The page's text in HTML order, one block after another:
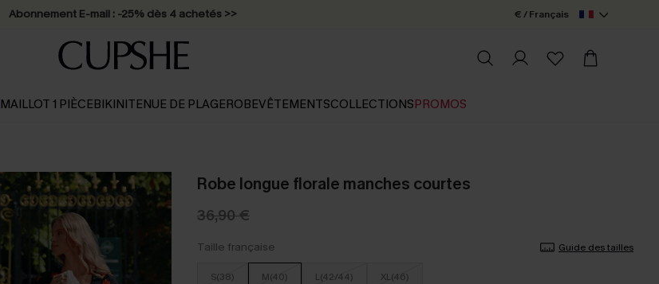
* Livraison éclair 2-3 jours ouvrés >> € / Français
MAILLOT 1 PIÈCEBIKINITENUE DE PLAGEROBEVÊTEMENTSCOLLECTIONSPROMOS
Robe longue florale manches courtes
36,90 €
Taille française Guide des tailles
S(38) M(40) L(42/44) XL(46)